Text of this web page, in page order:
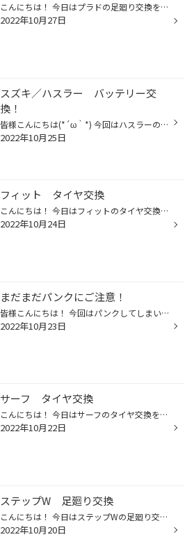
こんにちは！ 今日はプラドの足廻り交換を実施します。 商品：JAOS では進めて行きます。 取付前の車高はこんな感じです。 今回はリフトアップになります。 取付後はこのようになります。 取付後はこんな感じで車高が上がります。 目安で４ｃｍ上がってます。 最近の流行りの仕様ですね！ 足廻りを...
2022年10月27日
スズキ／ハスラー バッテリー交
換！
皆様こんにちは(*´ω｀*) 今回はハスラーのバッテリーを交換していきます！ 今回取り付けるバッテリーはGSユアサのECO R レボリューション アイドリングストップ車用のバッテリーになっております。 取り外すバッテリーがこちら… 付いているのもECO Rですね(´⊙ω⊙`) 新しいバッテリー取付後がこちら！...
2022年10月25日
フィット タイヤ交換
こんにちは！ 今日はフィットのタイヤ交換を実施します。 商品：185/60R15 プレイズPXⅡ では作業進めて行きます。 使用していたタイヤを見てみるとひび割れが出てますね。 タイヤが劣化してしまってます。 まずはタイヤを取り外します。 続いて空気を充填していきます。 最後にバランスを取り車体...
2022年10月24日
まだまだパンクにご注意！
皆様こんにちは！ 今回はパンクしてしまいご来店いただきました！ パンク＝雨の日というイメージが強いと思われますがちですが、晴れの日でも意外と道路に異物が落ちている事も… 今回もとても気持ち良く晴れた日でのご来店でお客様も「雨なんて降って無かったのに…」との事でした。 今回はパンク修...
2022年10月23日
サーフ タイヤ交換
こんにちは！ 今日はサーフのタイヤ交換を実施します。 商品：265/65R17 デューラー８５０ では作業進めて行きます。 まずはタイヤをバラシて行きます。 組付け後空気を充填します。 最後にバランスを取り車体に取り付けします。 これで作業終了です。 タイヤ交換をご検討の方は、ぜひ当店までご来...
2022年10月22日
ステップW 足廻り交換
こんにちは！ 今日はステップWの足廻り交換を実施します。 商品：テイン フレックスA フレキシブルコントローラー スタビリンク URL：テイン 車種はステップWになります。 では、作業進めて行きます。 作業中の写真はリアの足廻りを取り外している所になります。 取付後↓ 車高はメーカー推奨値にな...
2022年10月20日